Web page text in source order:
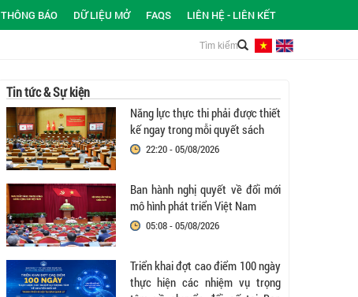
THÔNG BÁO DỮ LIỆU MỞ FAQS LIÊN HỆ - LIÊN KẾT
Tin tức & Sự kiện
Năng lực thực thi phải được thiết
kế ngay trong mỗi quyết sách
22:20 - 05/08/2026
Ban hành nghị quyết về đổi mới
mô hình phát triển Việt Nam
05:08 - 05/08/2026
Triển khai đợt cao điểm 100 ngày
thực hiện các nhiệm vụ trọng